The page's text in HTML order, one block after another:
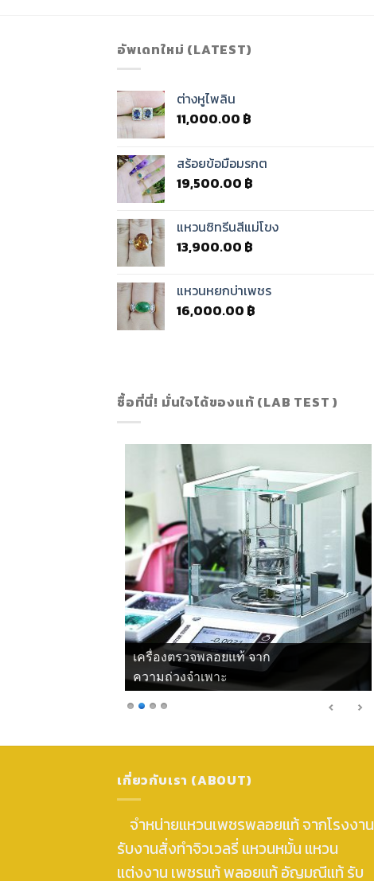
อัพเดทใหม่ (LATEST)
ต่างหูไพลิน
11,000.00 ฿
สร้อยข้อมือมรกต
19,500.00 ฿
แหวนซิทรีนสีแม่โขง
13,900.00 ฿
แหวนหยกบ่าเพชร
16,000.00 ฿
ซื้อที่นี่! มั่นใจได้ของแท้ (LAB TEST )
เครื่องตรวจพลอยแท้ จาก
ความถ่วงจำเพาะ
เกี่ยวกับเรา (ABOUT)
จำหน่ายแหวนเพชรพลอยแท้ จากโรงงาน
รับงานสั่งทำจิวเวลรี่ แหวนหมั้น แหวน
แต่งงาน เพชรแท้ พลอยแท้ อัญมณีแท้ รับ